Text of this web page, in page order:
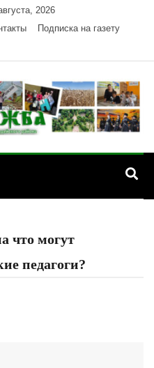
2026
Подписка на газету
газета
Республики Адыгея
что могут
педагоги?